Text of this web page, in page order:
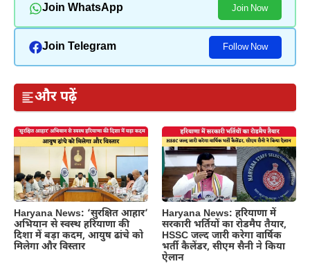
Join WhatsApp Join Now
Join Telegram Follow Now
और पढ़ें
Haryana News: ‘सुरक्षित आहार’
अभियान से स्वस्थ हरियाणा की
दिशा में बड़ा कदम, आयुष ढांचे को
मिलेगा और विस्तार
Haryana News: हरियाणा में
सरकारी भर्तियों का रोडमैप तैयार,
HSSC जल्द जारी करेगा वार्षिक
भर्ती कैलेंडर, सीएम सैनी ने किया
ऐलान